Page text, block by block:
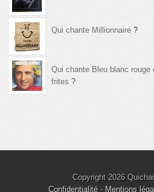
Qui chante Millionnaire ?
Qui chante Bleu blanc rouge
frites ?
Copyright 2026
Confidentialité- Mentions